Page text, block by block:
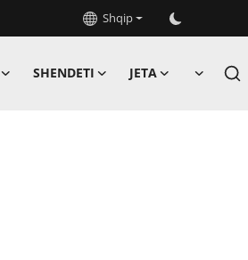
Shqip
SHENDETI JETA